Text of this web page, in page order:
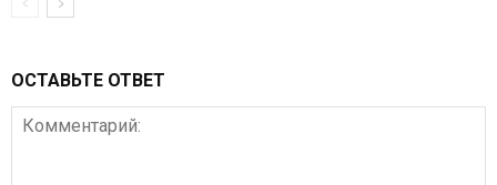
ОСТАВЬТЕ ОТВЕТ